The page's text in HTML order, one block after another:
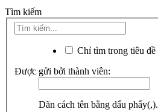
Tìm kiếm
Chỉ tìm trong tiêu đề
Được gửi bởi thành viên:
Dãn cách tên bằng dấu phẩy(,).